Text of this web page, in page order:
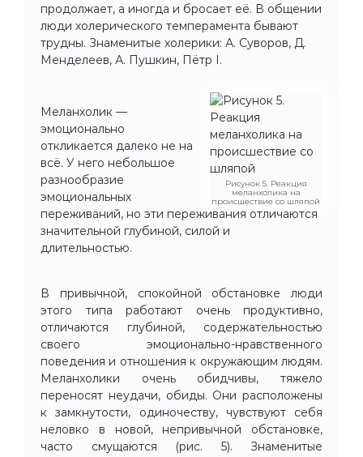
продолжает, а иногда и бросает её. В общении
люди холерического темперамента бывают
трудны. Знаменитые холерики: А. Суворов, Д.
Менделеев, А. Пушкин, Пётр I.
Рисунок 5. Реакция
меланхолика на
происшествие со шляпой
Меланхолик —
эмоционально
откликается далеко не на
всё. У него небольшое
разнообразие
эмоциональных
переживаний, но эти переживания отличаются
значительной глубиной, силой и
длительностью.
В привычной, спокойной обстановке люди
этого типа работают очень продуктивно,
отличаются глубиной, содержательностью
своего эмоционально-нравственного
поведения и отношения к окружающим людям.
Меланхолики очень обидчивы, тяжело
переносят неудачи, обиды. Они расположены
к замкнутости, одиночеству, чувствуют себя
неловко в новой, непривычной обстановке,
часто смущаются (рис. 5). Знаменитые